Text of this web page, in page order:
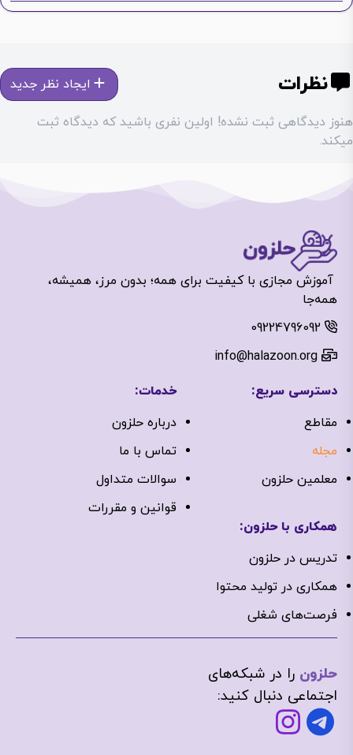
نظرات ایجاد نظر جدید
هنوز دیدگاهی ثبت نشده! اولین نفری باشید که دیدگاه ثبت
میکند.
آموزش مجازی با کیفیت برای همه؛ بدون مرز، همیشه،
همه‌جا
09224796092
info@halazoon.org
دسترسی سریع:
مقاطع
مجله
معلمین حلزون
خدمات:
درباره‌ حلزون
تماس با ما
سوالات متداول
قوانین و مقررات
همکاری با حلزون:
تدریس در حلزون
همکاری در تولید محتوا
فرصت‌های شغلی
حلزون را در شبکه‌های
اجتماعی دنبال کنید: